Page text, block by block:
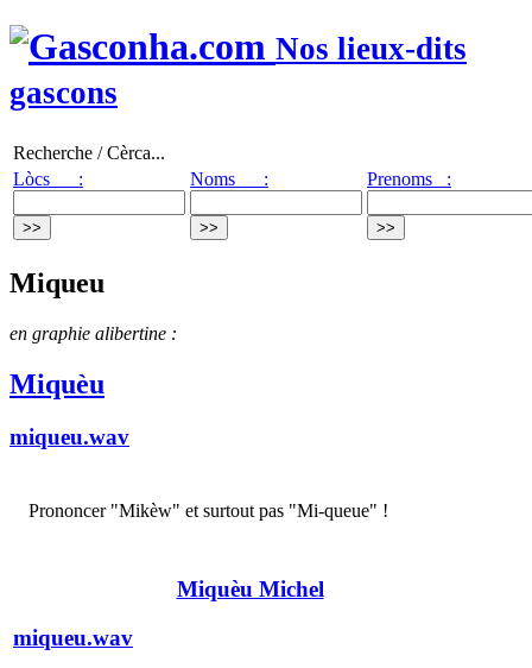
Nos lieux-dits
gascons
Recherche / Cèrca...
Lòcs :
Noms : Prenoms :
Miqueu
en graphie alibertine :
Miquèu
miqueu.wav
Prononcer "Mikèw" et surtout pas "Mi-queue" !
Miquèu Michel
miqueu.wav